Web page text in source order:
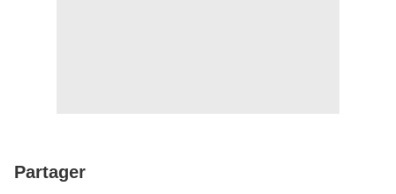
Partager